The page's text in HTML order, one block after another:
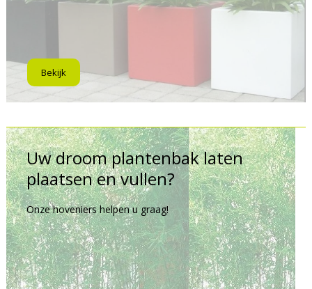
Bekijk
Uw droom plantenbak laten
plaatsen en vullen?
Onze hoveniers helpen u graag!